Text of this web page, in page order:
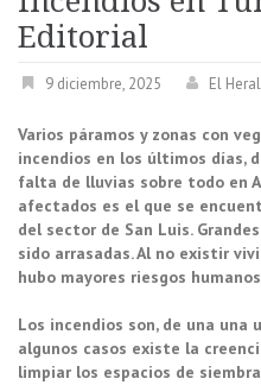
Editorial
9 diciembre, 2025 El
Varios páramos y zonas con
incendios en los últimos días,
falta de lluvias sobre todo en
afectados es el que se
del sector de San Luis.
sido arrasadas. Al no existir
hubo mayores riesgos
Los incendios son, de una una
algunos casos existe la
limpiar los espacios de